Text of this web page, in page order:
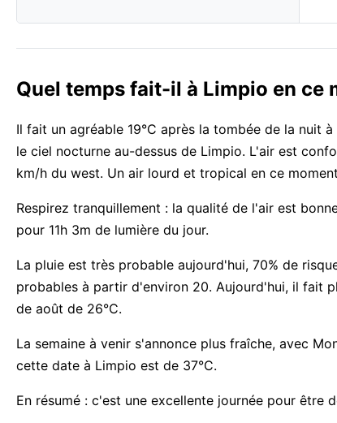
Quel temps fait-il à Limpio en ce
Il fait un agréable 19°C après la tombée de la nuit
le ciel nocturne au-dessus de Limpio. L'air est
km/h du west. Un air lourd et tropical en ce
Respirez tranquillement : la qualité de l'air est
pour 11h 3m de lumière du jour.
La pluie est très probable aujourd'hui, 70% de
probables à partir d'environ 20. Aujourd'hui, il fait
de août de 26°C.
La semaine à venir s'annonce plus fraîche, avec
cette date à Limpio est de 37°C.
En résumé : c'est une excellente journée pour être